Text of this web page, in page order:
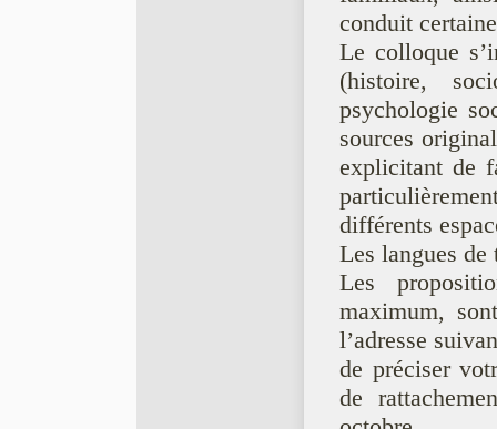
conduit
Le colloque
(histoire,
psychologie
sources
explicitant de
différents
Les langues
Les
maximum,
l’adresse
de préciser
de